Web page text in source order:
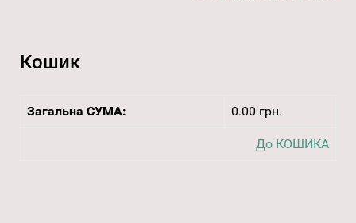
Кошик
Загальна СУМА: 0.00 грн.
До КОШИКА